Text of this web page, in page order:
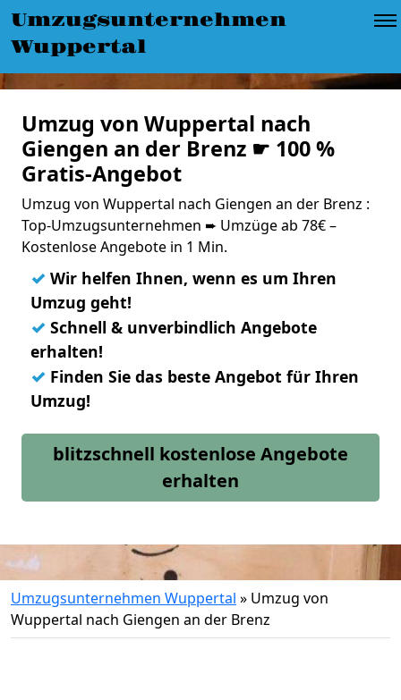
Umzugsunternehmen
Wuppertal
Umzug von Wuppertal nach
Giengen an der Brenz ☛ 100 %
Gratis-Angebot
Umzug von Wuppertal nach Giengen an der Brenz :
Top-Umzugsunternehmen ➨ Umzüge ab 78€ –
Kostenlose Angebote in 1 Min.
✓ Wir helfen Ihnen, wenn es um Ihren
Umzug geht!
✓ Schnell & unverbindlich Angebote
erhalten!
✓ Finden Sie das beste Angebot für Ihren
Umzug!
blitzschnell kostenlose Angebote
erhalten
Umzugsunternehmen Wuppertal » Umzug von
Wuppertal nach Giengen an der Brenz